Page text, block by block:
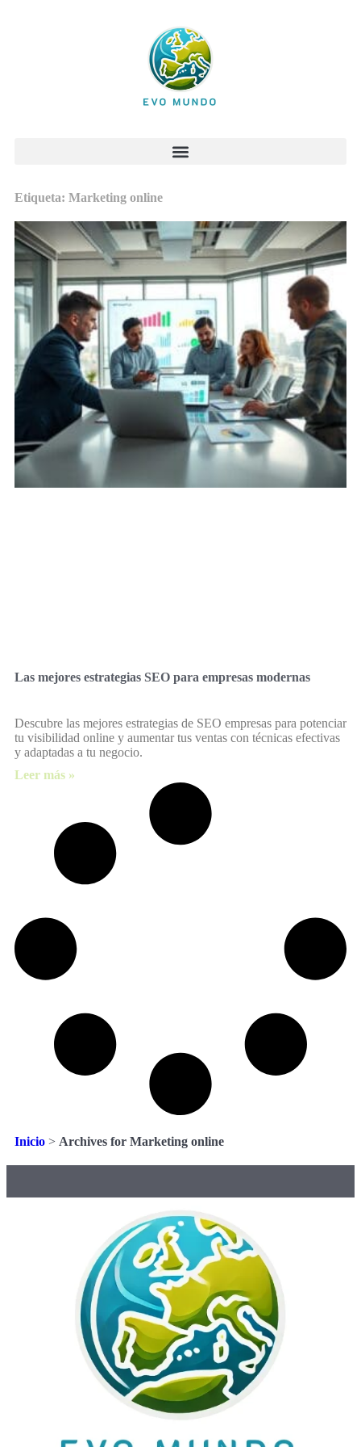
Etiqueta: Marketing online
Las mejores estrategias SEO para empresas modernas
Descubre las mejores estrategias de SEO empresas para potenciar
tu visibilidad online y aumentar tus ventas con técnicas efectivas
y adaptadas a tu negocio.
Leer más »
Inicio > Archives for Marketing online